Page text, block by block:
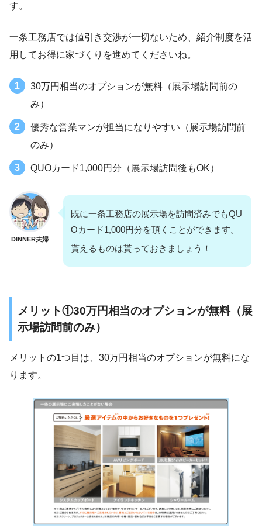
す。
一条工務店では値引き交渉が一切ないため、紹介制度を活
用してお得に家づくりを進めてくださいね。
30万円相当のオプションが無料（展示場訪問前の
み）
優秀な営業マンが担当になりやすい（展示場訪問前
のみ）
QUOカード1,000円分（展示場訪問後もOK）
DINNER夫婦
既に一条工務店の展示場を訪問済みでもQU
Oカード1,000円分を頂くことができます。
貰えるものは貰っておきましょう！
メリット①30万円相当のオプションが無料（展
示場訪問前のみ）
メリットの1つ目は、30万円相当のオプションが無料にな
ります。